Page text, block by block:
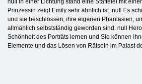
null In einer Lichtung stand eine Staffelei mit
Prinzessin zeigt Emily sehr ähnlich ist. null Es
und sie beschlossen, ihre eigenen Phantasien,
allmählich selbstständig geworden sind. null
Schönheit des Porträts lernen und Sie können
Elemente und das Lösen von Rätseln im Palast